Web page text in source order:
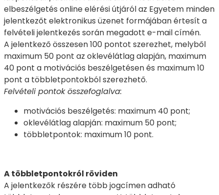
elbeszélgetés online elérési útjáról az Egyetem minden
jelentkezőt elektronikus üzenet formájában értesít a
felvételi jelentkezés során megadott e-mail címén.
A jelentkező összesen 100 pontot szerezhet, melyből
maximum 50 pont az oklevélátlag alapján, maximum
40 pont a motivációs beszélgetésen és maximum 10
pont a többletpontokból szerezhető.
Felvételi pontok összefoglalva:
motivációs beszélgetés: maximum 40 pont;
oklevélátlag alapján: maximum 50 pont;
többletpontok: maximum 10 pont.
A többletpontokról röviden
A jelentkezők részére több jogcímen adható